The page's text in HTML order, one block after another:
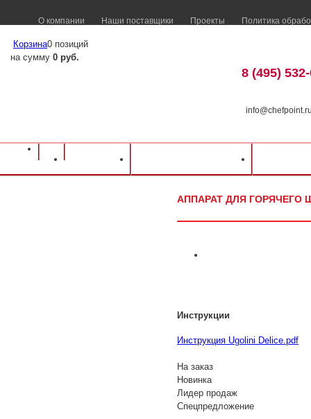
О компании Наши поставщики Проекты Политика
Корзина0 позиций
на сумму 0 руб.
8 (495)
Оборудование для ресторанов и кафе
АППАРАТ ДЛЯ ГОРЯЧЕГО
Инструкции
Инструкция Ugolini Delice.pdf
На заказ
Новинка
Лидер продаж
Спецпредложение